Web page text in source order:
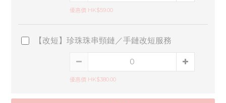
優惠價 HK$59.00
【改短】珍珠珠串頸鏈／手鏈改短服務
優惠價 HK$380.00